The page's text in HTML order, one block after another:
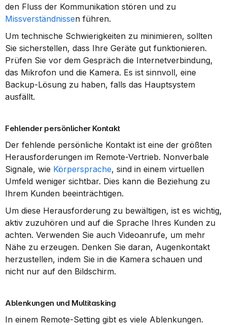
Missverständnissen führen.
Um technische Schwierigkeiten zu minimieren, sollten
Sie sicherstellen, dass Ihre Geräte gut funktionieren.
Prüfen Sie vor dem Gespräch die Internetverbindung,
das Mikrofon und die Kamera. Es ist sinnvoll, eine
Backup-Lösung zu haben, falls das Hauptsystem
ausfällt.
Fehlender persönlicher Kontakt
Der fehlende persönliche Kontakt ist eine der größten
Herausforderungen im Remote-Vertrieb. Nonverbale
Signale, wie Körpersprache, sind in einem virtuellen
Umfeld weniger sichtbar. Dies kann die Beziehung zu
Ihrem Kunden beeinträchtigen.
Um diese Herausforderung zu bewältigen, ist es wichtig,
aktiv zuzuhören und auf die Sprache Ihres Kunden zu
achten. Verwenden Sie auch Videoanrufe, um mehr
Nähe zu erzeugen. Denken Sie daran, Augenkontakt
herzustellen, indem Sie in die Kamera schauen und
nicht nur auf den Bildschirm.
Ablenkungen und Multitasking
In einem Remote-Setting gibt es viele Ablenkungen.